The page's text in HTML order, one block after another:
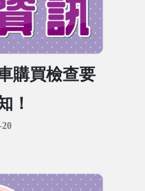
購買檢查要
！